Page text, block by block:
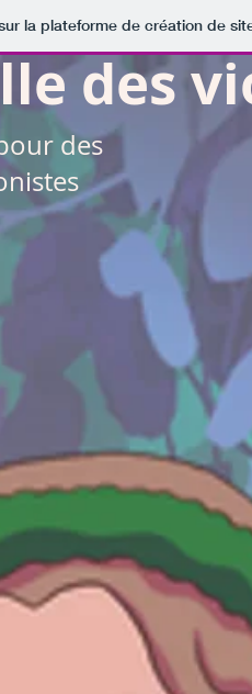
la plateforme de création de
des
des